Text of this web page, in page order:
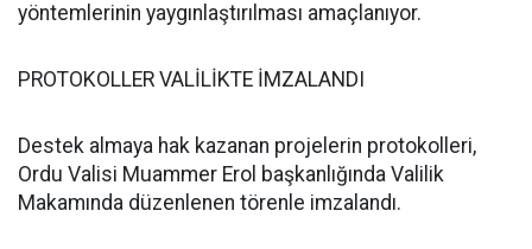
yöntemlerinin yaygınlaştırılması amaçlanıyor.
PROTOKOLLER VALİLİKTE İMZALANDI
Destek almaya hak kazanan projelerin protokolleri,
Ordu Valisi Muammer Erol başkanlığında Valilik
Makamında düzenlenen törenle imzalandı.